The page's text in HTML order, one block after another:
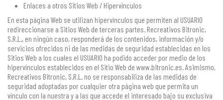
Enlaces a otros Sitios Web / Hipervínculos
En esta página Web se utilizan hipervínculos que permiten al USUARIO
redireccionarse a Sitios Web de terceras partes. Recreativos Bitronic,
S.R.L., en ningún caso, responderá de los contenidos, información y/o
servicios ofrecidos ni de las medidas de seguridad establecidas en los
Sitios Web a los cuales el USUARIO ha podido acceder por medio de los
hipervínculos establecidos en el Sitio Web de www.bitronic.es. Asimismo,
Recreativos Bitronic, S.R.L. no se responsabiliza de las medidas de
seguridad adoptadas por cualquier otra página web que permita un
vínculo con la nuestra y a las que accede el interesado bajo su exclusiva